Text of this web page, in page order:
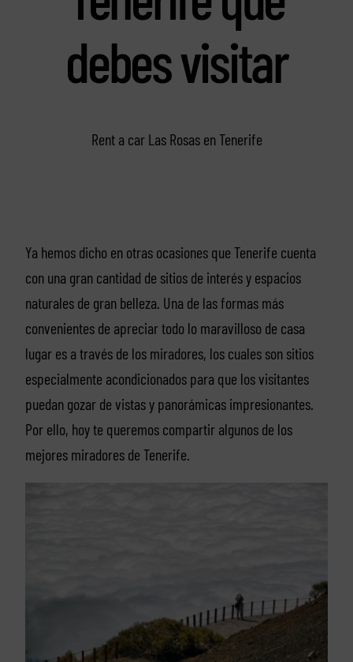
debes visitar
Rent a car Las Rosas en Tenerife
Ya hemos dicho en otras ocasiones que Tenerife cuenta
con una gran cantidad de sitios de interés y espacios
naturales de gran belleza. Una de las formas más
convenientes de apreciar todo lo maravilloso de casa
lugar es a través de los miradores, los cuales son sitios
especialmente acondicionados para que los visitantes
puedan gozar de vistas y panorámicas impresionantes.
Por ello, hoy te queremos compartir algunos de los
mejores miradores de Tenerife.